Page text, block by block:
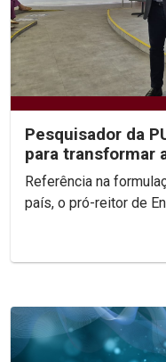
Pesquisador da
para transformar
estratégica na...
Referência na
país, o pró-reitor de